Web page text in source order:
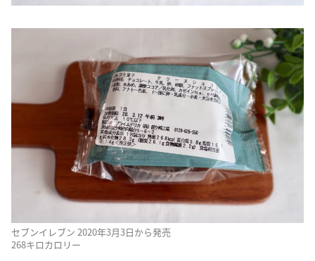
セブンイレブン 2020年3月3日から発売
268キロカロリー